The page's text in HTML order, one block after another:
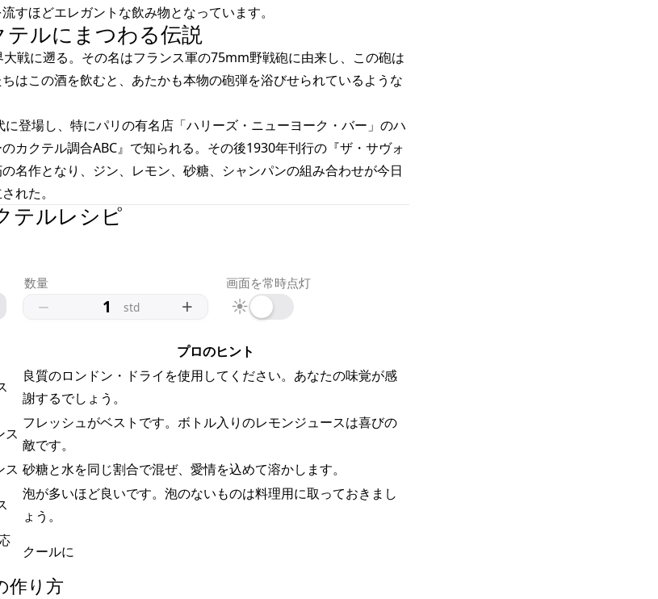
すほどエレガントな飲み物となっています。
ルにまつわる伝説
戦に遡る。その名はフランス軍の75mm野戦砲に由来し、この砲は
はこの酒を飲むと、あたかも本物の砲弾を浴びせられているような
登場し、特にパリの有名店「ハリーズ・ニューヨーク・バー」のハ
カクテル調合ABC』で知られる。その後1930年刊行の『ザ・サヴォ
名作となり、ジン、レモン、砂糖、シャンパンの組み合わせが今日
れた。
テルレシピ
数量
− std +
画面を常時点灯
☀
プロのヒント
良質のロンドン・ドライを使用してください。あなたの味覚が感
謝するでしょう。
ス
フレッシュがベストです。ボトル入りのレモンジュースは喜びの
敵です。
ス 砂糖と水を同じ割合で混ぜ、愛情を込めて溶かします。
泡が多いほど良いです。泡のないものは料理用に取っておきまし
ょう。
クールに
作り方